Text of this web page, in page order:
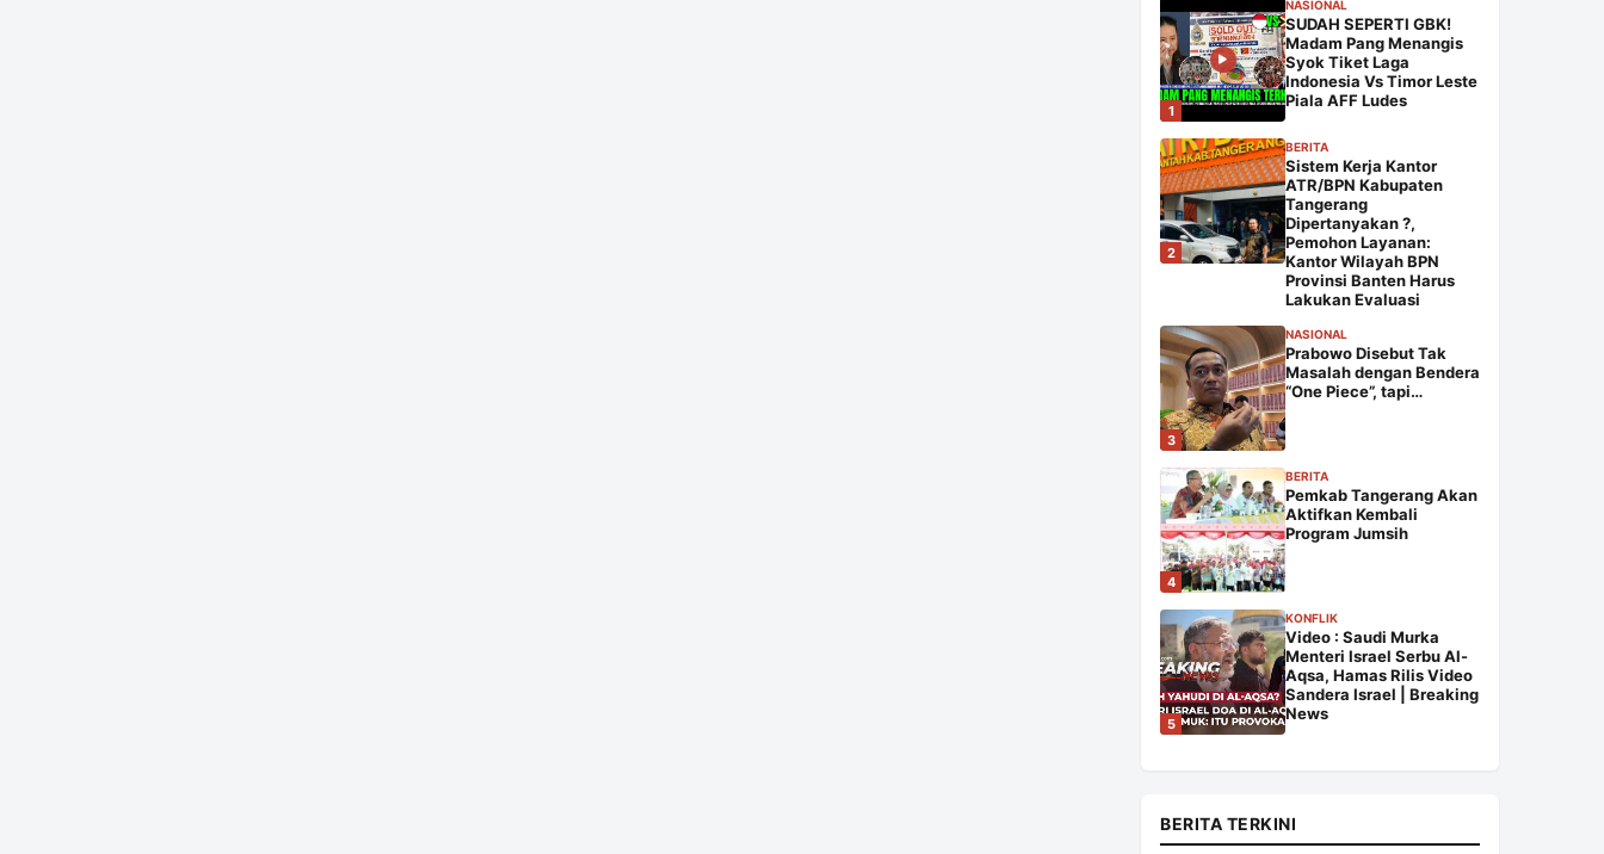
1
NASIONAL
SUDAH SEPERTI GBK!
Madam Pang Menangis
Syok Tiket Laga
Indonesia Vs Timor Leste
Piala AFF Ludes
2
BERITA
Sistem Kerja Kantor
ATR/BPN Kabupaten
Tangerang
Dipertanyakan ?,
Pemohon Layanan:
Kantor Wilayah BPN
Provinsi Banten Harus
Lakukan Evaluasi
3
NASIONAL
Prabowo Disebut Tak
Masalah dengan Bendera
“One Piece”, tapi…
4
BERITA
Pemkab Tangerang Akan
Aktifkan Kembali
Program Jumsih
5
KONFLIK
Video : Saudi Murka
Menteri Israel Serbu Al-
Aqsa, Hamas Rilis Video
Sandera Israel | Breaking
News
BERITA TERKINI